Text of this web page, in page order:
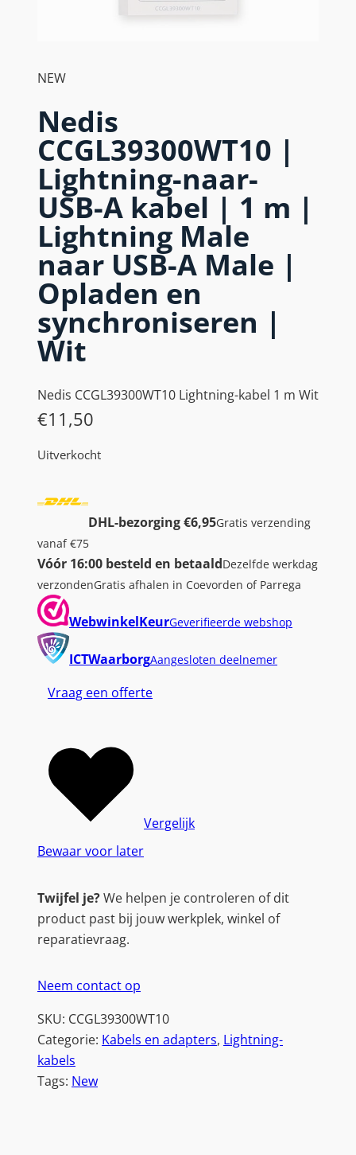
NEW
Nedis
CCGL39300WT10 |
Lightning-naar-
USB-A kabel | 1 m |
Lightning Male
naar USB-A Male |
Opladen en
synchroniseren |
Wit
Nedis CCGL39300WT10 Lightning-kabel 1 m Wit
€11,50
Uitverkocht
DHL-bezorging €6,95Gratis verzending
vanaf €75
Vóór 16:00 besteld en betaaldDezelfde werkdag
verzondenGratis afhalen in Coevorden of Parrega
WebwinkelKeurGeverifieerde webshop
ICTWaarborgAangesloten deelnemer
Vraag een offerte
Bewaar voor later
Vergelijk
Twijfel je?We helpen je controleren of dit
product past bij jouw werkplek, winkel of
reparatievraag.
Neem contact op
SKU: CCGL39300WT10
Categorie: Kabels en adapters, Lightning-
kabels
Tags: New